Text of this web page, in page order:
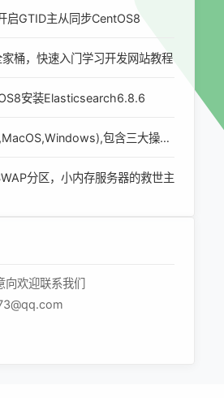
启GTID主从同步CentOS8
桶，快速入门学习开发网站教程
安装Elasticsearch6.8.6
包含三大操作
分区，小内存服务器的救世主
向欢迎联系我们